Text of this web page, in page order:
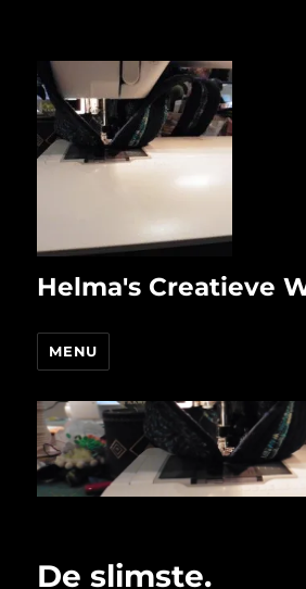
Helma's Creatieve
MENU
De slimste.